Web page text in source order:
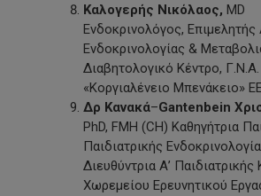
Καλογερής Νικόλαος, MD
Ενδοκρινολόγος, Επιμελητής
Ενδοκρινολογίας &
Διαβητολογικό Κέντρο, Γ.Ν.Α.
«Κοργιαλένειο Μπενάκειο»
Δρ Κανακά–Gantenbein
PhD, FMH (CH) Καθηγήτρια
Παιδιατρικής
Διευθύντρια Α’ Παιδιατρικής
Χωρεμείου Ερευνητικού